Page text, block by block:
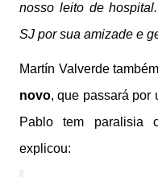
nosso leito de
SJ por sua amizade e
Martín Valverde
novo, que passará por
Pablo tem paralisia
explicou: